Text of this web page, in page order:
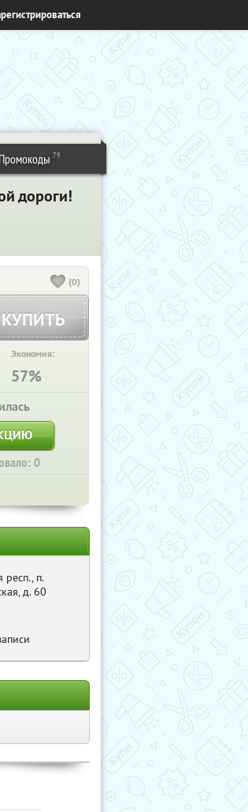
Промокоды 79
дороги!
(0)
КУПИТЬ
Экономия:
57%
0
респ., п.
д. 60